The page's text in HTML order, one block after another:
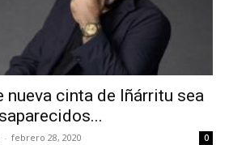
nueva cinta de Iñárritu sea
- febrero 28, 2020 0